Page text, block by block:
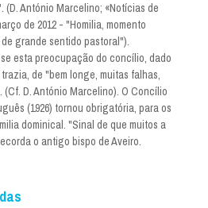
(D. António Marcelino; «Notícias de
de 2012 - "Homilia, momento
grande sentido pastoral").
esta preocupação do concílio, dado
de "bem longe, muitas falhas,
(Cf. D. António Marcelino). O Concílio
(1926) tornou obrigatória, para os
dominical. "Sinal de que muitos a
o antigo bispo de Aveiro.